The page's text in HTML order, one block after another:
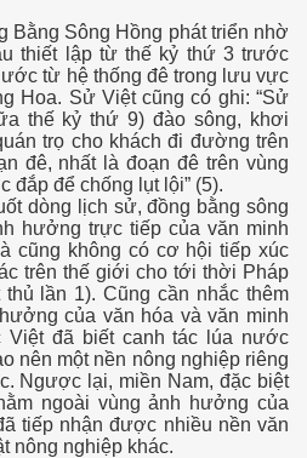
Sông Hồng phát triển nhờ
thiết lập từ thế kỷ thứ 3 trước
từ hệ thống đê trong lưu vực
Hoa. Sử Việt cũng có ghi: “Sử
thế kỷ thứ 9) đào sông, khơi
trọ cho khách đi đường trên
đê, nhất là đoạn đê trên vùng
đắp để chống lụt lội” (5).
lịch sử, đồng bằng sông
hưởng trực tiếp của văn minh
cũng không có cơ hội tiếp xúc
trên thế giới cho tới thời Pháp
lần 1). Cũng cần nhắc thêm
của văn hóa và văn minh
Việt đã biết canh tác lúa nước
nên một nền nông nghiệp riêng
Ngược lại, miền Nam, đặc biệt
ngoài vùng ảnh hưởng của
tiếp nhận được nhiều nền văn
nông nghiệp khác.